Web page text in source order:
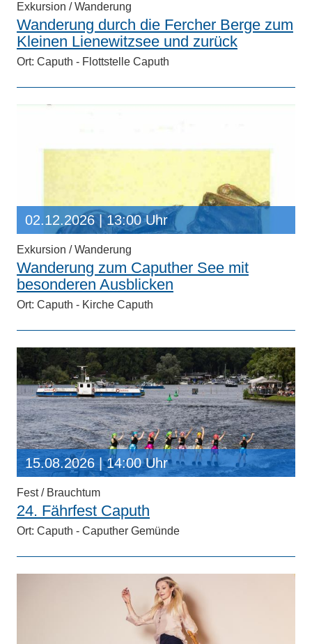
Exkursion / Wanderung
Wanderung durch die Fercher Berge zum
Kleinen Lienewitzsee und zurück
Ort: Caputh - Flottstelle Caputh
02.12.2026| 13:00 Uhr
Exkursion / Wanderung
Wanderung zum Caputher See mit
besonderen Ausblicken
Ort: Caputh - Kirche Caputh
15.08.2026 | 14:00 Uhr
Fest / Brauchtum
24. Fährfest Caputh
Ort: Caputh - Caputher Gemünde